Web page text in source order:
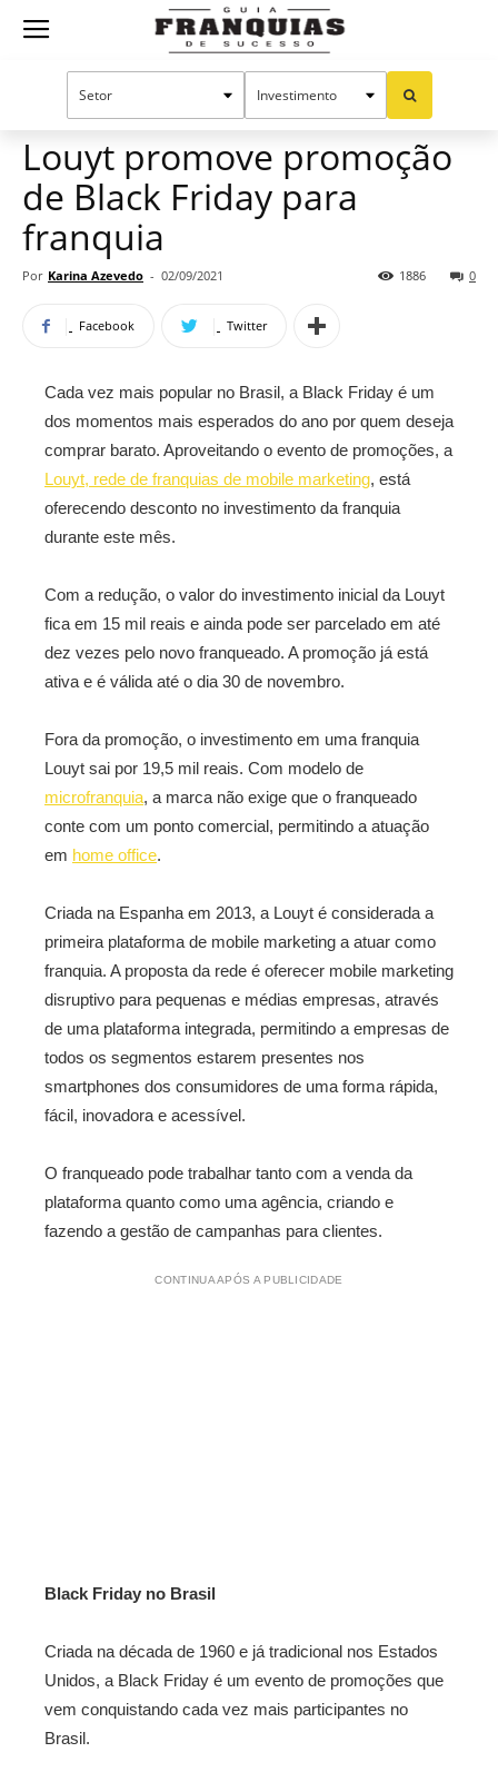
Guia
Mercado de franquias
Louyt promove promoção
de Black Friday para
franquia
Por Karina Azevedo - 02/09/2021 0
1886
Facebook Twitter
Cada vez mais popular no Brasil, a Black Friday é um
dos momentos mais esperados do ano por quem deseja
comprar barato. Aproveitando o evento de promoções, a
Louyt, rede de franquias de mobile marketing, está
oferecendo desconto no investimento da franquia
durante este mês.
Com a redução, o valor do investimento inicial da Louyt
fica em 15 mil reais e ainda pode ser parcelado em até
dez vezes pelo novo franqueado. A promoção já está
ativa e é válida até o dia 30 de novembro.
Fora da promoção, o investimento em uma franquia
Louyt sai por 19,5 mil reais. Com modelo de
microfranquia, a marca não exige que o franqueado
conte com um ponto comercial, permitindo a atuação
em home office.
Criada na Espanha em 2013, a Louyt é considerada a
primeira plataforma de mobile marketing a atuar como
franquia. A proposta da rede é oferecer mobile marketing
disruptivo para pequenas e médias empresas, através
de uma plataforma integrada, permitindo a empresas de
todos os segmentos estarem presentes nos
smartphones dos consumidores de uma forma rápida,
fácil, inovadora e acessível.
O franqueado pode trabalhar tanto com a venda da
plataforma quanto como uma agência, criando e
fazendo a gestão de campanhas para clientes.
CONTINUA APÓS A PUBLICIDADE
Black Friday no Brasil
Criada na década de 1960 e já tradicional nos Estados
Unidos, a Black Friday é um evento de promoções que
vem conquistando cada vez mais participantes no
Brasil.